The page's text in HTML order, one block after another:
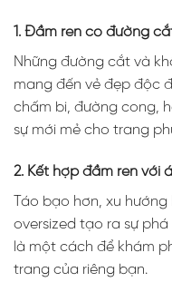
1. Đầm ren có đường
Những đường cắt và
mang đến vẻ đẹp độc
chấm bi, đường cong,
sự mới mẻ cho trang
2. Kết hợp đầm ren với
Táo bạo hơn, xu
oversized tạo ra sự
là một cách để khám
trang của riêng bạn.